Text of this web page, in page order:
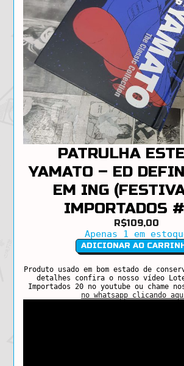
PATRULHA
YAMATO – ED
EM ING
IMPORTADOS
R$109,00
Apenas 1 em
Patrulha
Estelar
Yamato
-
ed
ADICIONAR AO
Produto usado em bom estado de
detalhes confira o nosso vídeo
Importados 20 no youtube ou chame
no whatsapp clicando